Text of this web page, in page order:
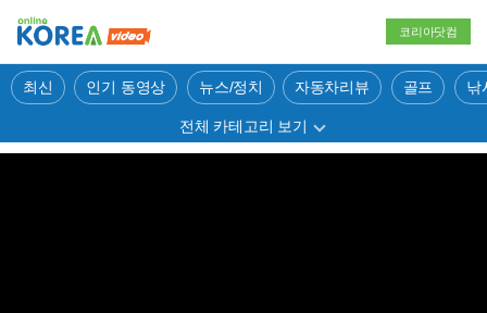
코리아닷컴
최신 인기 동영상 뉴스/정치 자동차리뷰 골프 낚
전체 카테고리 보기